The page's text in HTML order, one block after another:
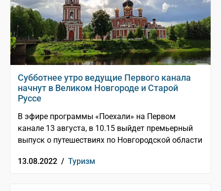
Субботнее утро ведущие Первого канала
начнут в Великом Новгороде и Старой
Руссе
В эфире программы «Поехали» на Первом
канале 13 августа, в 10.15 выйдет премьерный
выпуск о путешествиях по Новгородской области
13.08.2022 / Туризм